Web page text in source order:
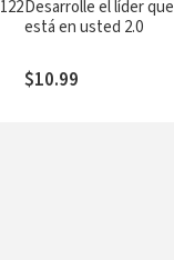
Desarrolle el líder que
está en usted 2.0
$10.99